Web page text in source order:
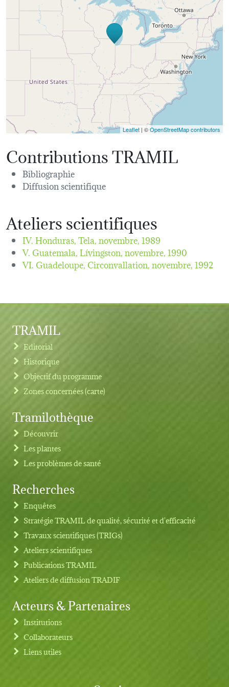
Leaflet | ©OpenStreetMap contributors
Contributions TRAMIL
Bibliographie
Diffusion scientifique
Ateliers scientifiques
IV. Honduras, Tela,novembre, 1989
V. Guatemala, Lívingston,novembre, 1990
VI. Guadeloupe, Circonvallation,novembre, 1992
Footer menu
TRAMIL
Editorial
Historique
Objectif du programme
Zones concernées (carte)
Tramilothèque
Découvrir
Les plantes
Les problèmes de santé
Recherches
Enquêtes
Stratégie TRAMIL de qualité, sécurité et d'efficacité
Travaux scientifiques (TRIGs)
Ateliers scientifiques
Publications TRAMIL
Ateliers de diffusion TRADIF
Acteurs & Partenaires
Institutions
Collaborateurs
Liens utiles